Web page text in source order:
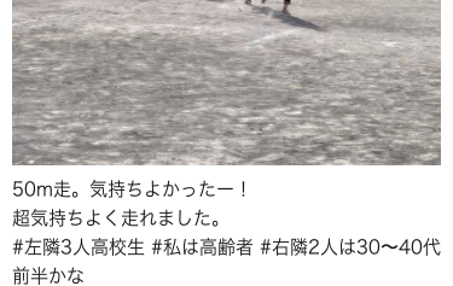
50m走。気持ちよかったー！
超気持ちよく走れました。
#左隣3人高校生 #私は高齢者 #右隣2人は30〜40代
前半かな